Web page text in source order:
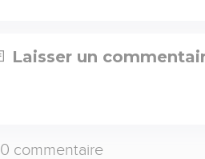
Laisser un
0 commentaire